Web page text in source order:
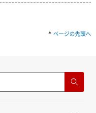
ページの先頭へ